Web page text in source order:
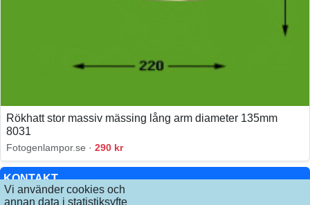
Vi använder cookies och
annan data i statistiksyfte
KONTAKT
INFO
Rökhatt stor massiv mässing lång arm diameter 135mm
8031
Fotogenlampor.se · 290 kr